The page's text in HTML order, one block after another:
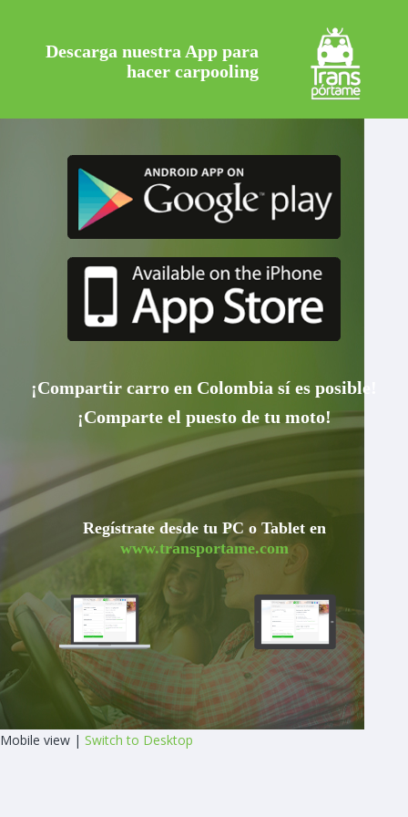
Descarga nuestra App para
hacer carpooling
¡Compartir carro en Colombia sí es posible!
¡Comparte el puesto de tu moto!
Regístrate desde tu PC o Tablet en
www.transportame.com
Mobile view | Switch to Desktop